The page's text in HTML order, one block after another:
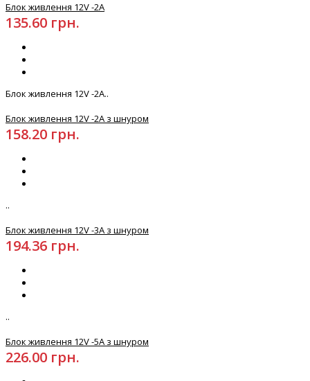
Блок живлення 12V -2А
135.60 грн.
Блок живлення 12V -2А..
Блок живлення 12V -2А з шнуром
158.20 грн.
..
Блок живлення 12V -3А з шнуром
194.36 грн.
..
Блок живлення 12V -5А з шнуром
226.00 грн.